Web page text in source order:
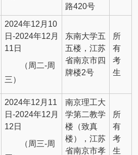
路420号
2024年12月10
日-2024年12月
11日
（周二-周
三）
东南大学五
五楼，江苏
省南京市四
牌楼2号
所
有
考
生
2024年12月11
日-2024年12月
12日
（周三-周
南京理工大
学第二教学
楼（致真
楼），江苏
省南京市孝
所
有
考
生